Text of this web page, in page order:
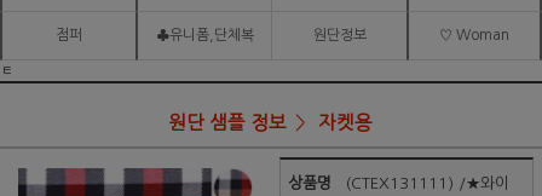
점퍼 ♣유니폼,단체복 원단정보 ♡ Woman
ㅌ
원단 샘플 정보 자켓용
상품명 (CTEX131111) /★와이